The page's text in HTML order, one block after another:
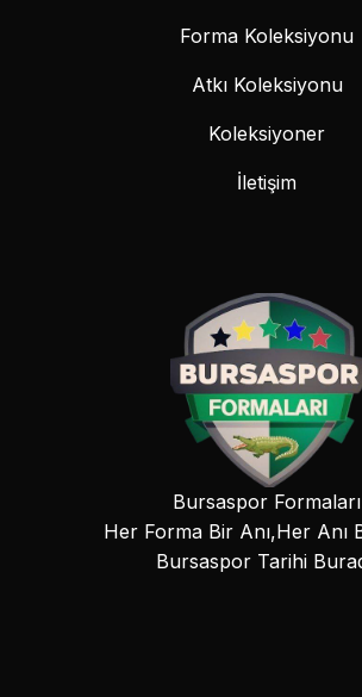
Forma Koleksiyonu
Atkı Koleksiyonu
Koleksiyoner
İletişim
Bursaspor Formaları
Her Forma Bir Anı,Her Anı
Bursaspor Tarihi